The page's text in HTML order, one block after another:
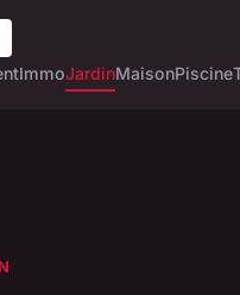
ImmoJardinMaisonPiscine